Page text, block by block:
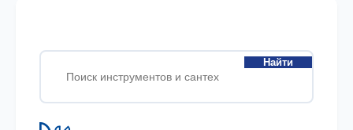
Найти